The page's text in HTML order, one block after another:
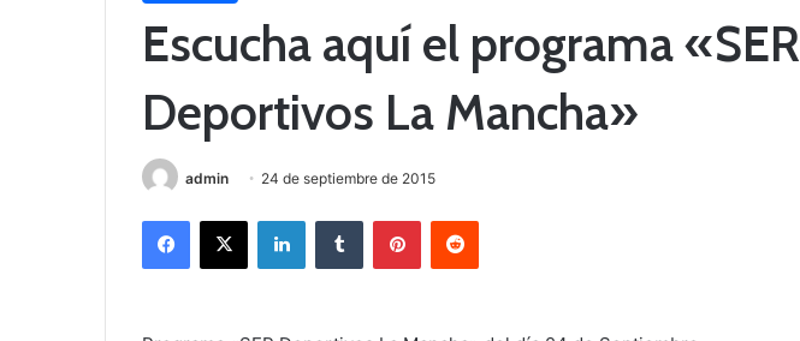
Escucha aquí el programa «SER
Deportivos La Mancha»
admin 24 de septiembre de 2015